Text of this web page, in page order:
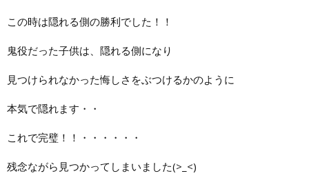
この時は隠れる側の勝利でした！！
鬼役だった子供は、隠れる側になり
見つけられなかった悔しさをぶつけるかのように
本気で隠れます・・
これで完璧！！・・・・・・
残念ながら見つかってしまいました(>_<)